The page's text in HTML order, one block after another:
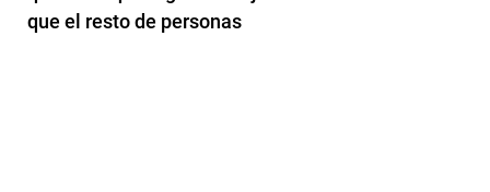
que el resto de personas